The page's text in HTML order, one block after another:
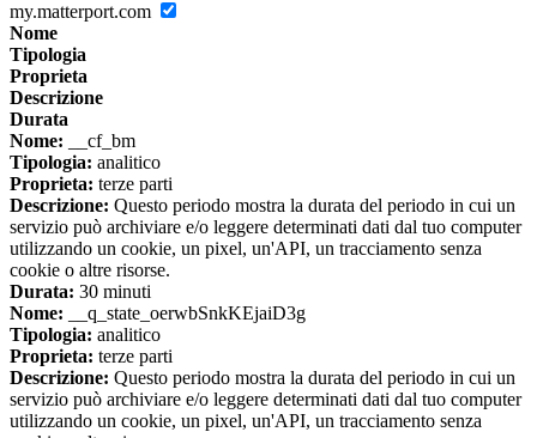
my.matterport.com
Nome
Tipologia
Proprieta
Descrizione
Durata
Nome: __cf_bm
Tipologia: analitico
Proprieta: terze parti
Descrizione: Questo periodo mostra la durata del periodo in cui un
servizio può archiviare e/o leggere determinati dati dal tuo computer
utilizzando un cookie, un pixel, un'API, un tracciamento senza
cookie o altre risorse.
Durata: 30 minuti
Nome: __q_state_oerwbSnkKEjaiD3g
Tipologia: analitico
Proprieta: terze parti
Descrizione: Questo periodo mostra la durata del periodo in cui un
servizio può archiviare e/o leggere determinati dati dal tuo computer
utilizzando un cookie, un pixel, un'API, un tracciamento senza